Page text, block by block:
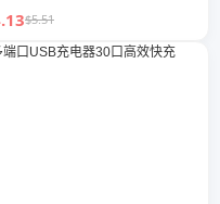
10S/Gt2pro/X50闪充线
快充
$5.51